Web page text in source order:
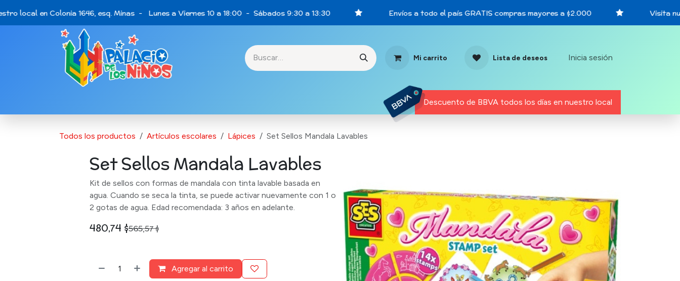
local en Colonia 1646, esq. Minas - Lunes a Viernes 10 a 18:00 - Sábados 9:30 a 13:30 Envíos a todo el país GRATIS compras mayores a $2.000 Visita
Mi carrito Lista de deseos Inicia sesión
Descuento de BBVA todos los días en nuestro local
Todos los productos Artículos escolares Lápices Set Sellos Mandala Lavables
Set Sellos Mandala Lavables
Kit de sellos con formas de mandala con tinta lavable basada en
agua. Cuando se seca la tinta, se puede activar nuevamente con 1 o
2 gotas de agua. Edad recomendada: 3 años en adelante.
480,74 $565,57$
Agregar al carrito